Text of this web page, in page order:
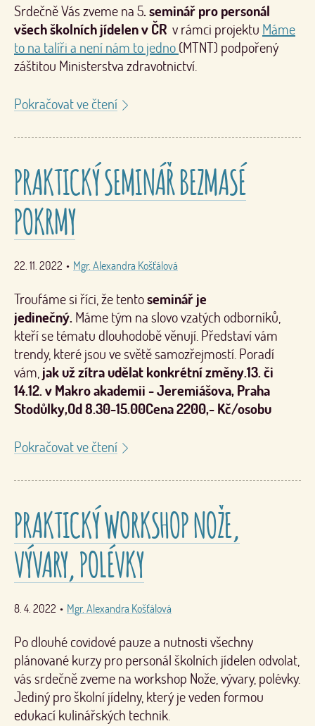
Srdečně Vás zveme na 5. seminář pro personál
všech školních jídelen v ČR v rámci projektu Máme
to na talíři a není nám to jedno (MTNT) podpořený
záštitou Ministerstva zdravotnictví.
Pokračovat ve čtení
PRAKTICKÝ SEMINÁŘ BEZMASÉ
POKRMY
22. 11. 2022 • Mgr. Alexandra Košťálová
Troufáme si říci, že tentoseminář je
jedinečný. Máme tým na slovo vzatých odborníků,
kteří se tématu dlouhodobě věnují. Představí vám
trendy, které jsou ve světě samozřejmostí. Poradí
vám, jak už zítra udělat konkrétní změny.13. či
14.12. v Makro akademii - Jeremiášova, Praha
Stodůlky,Od 8.30-15.00Cena 2200,- Kč/osobu
Pokračovat ve čtení
PRAKTICKÝ WORKSHOP NOŽE,
VÝVARY, POLÉVKY
8. 4. 2022 • Mgr. Alexandra Košťálová
Po dlouhé covidové pauze a nutnosti všechny
plánované kurzy pro personál školních jídelen odvolat,
vás srdečně zveme na workshop Nože, vývary, polévky.
Jediný pro školní jídelny, který je veden formou
edukací kulinářských technik.